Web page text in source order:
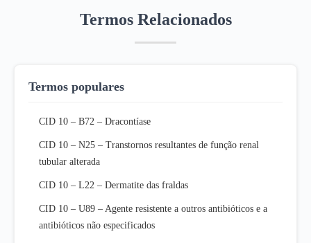
Termos Relacionados
Termos populares
CID 10 – B72 – Dracontíase
CID 10 – N25 – Transtornos resultantes de função renal
tubular alterada
CID 10 – L22 – Dermatite das fraldas
CID 10 – U89 – Agente resistente a outros antibióticos e a
antibióticos não especificados